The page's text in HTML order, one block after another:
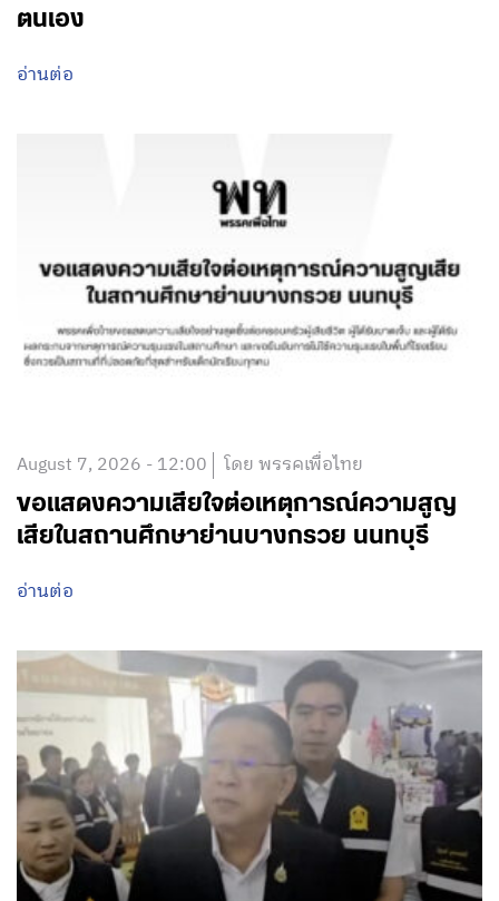
ตนเอง
อ่านต่อ
August 7, 2026 - 12:00 โดย พรรคเพื่อไทย
ขอแสดงความเสียใจต่อเหตุการณ์ความสูญ
เสียในสถานศึกษาย่านบางกรวย นนทบุรี
อ่านต่อ